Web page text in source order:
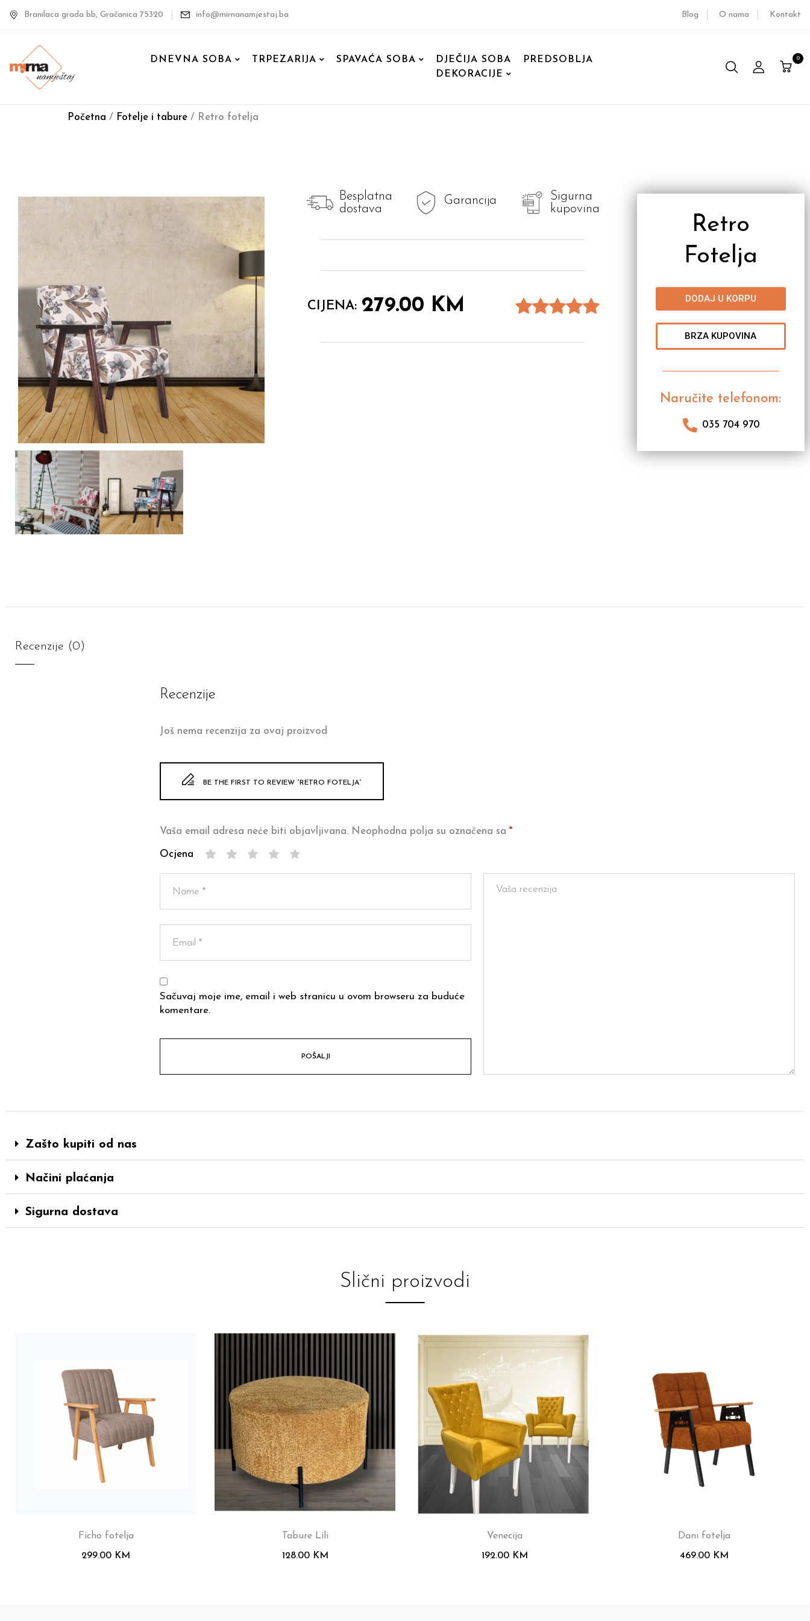
Branilaca grada bb, Gračanica 75320 info@mirnanamjestaj.ba Blog O nama Kontakt
DNEVNA SOBA TRPEZARIJA SPAVAĆA SOBA DJEČIJA SOBA
PREDSOBLJA
DEKORACIJE
0
Početna / Fotelje i tabure / Retro fotelja
Besplatna
dostava
Garancija
Sigurna
kupovina
CIJENA: 279.00 KM
Retro
Fotelja
DODAJ U KORPU
BRZA KUPOVINA
Naručite telefonom:
035 704 970
Recenzije (0)
Recenzije
Još nema recenzija za ovaj proizvod
BE THE FIRST TO REVIEW “RETRO FOTELJA”
Vaša email adresa neće biti objavljivana. Neophodna polja su označena sa *
Ocjena
Sačuvaj moje ime, email i web stranicu u ovom browseru za buduće
komentare.
Zašto kupiti od nas
Načini plaćanja
Sigurna dostava
Slični proizvodi
Ficho fotelja
299.00 KM
Tabure Lili
128.00 KM
Venecija
192.00 KM
Dani fotelja
469.00 KM